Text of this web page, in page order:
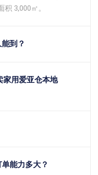
3,000㎡。
到？
家用爱亚仓本地
能力多大？